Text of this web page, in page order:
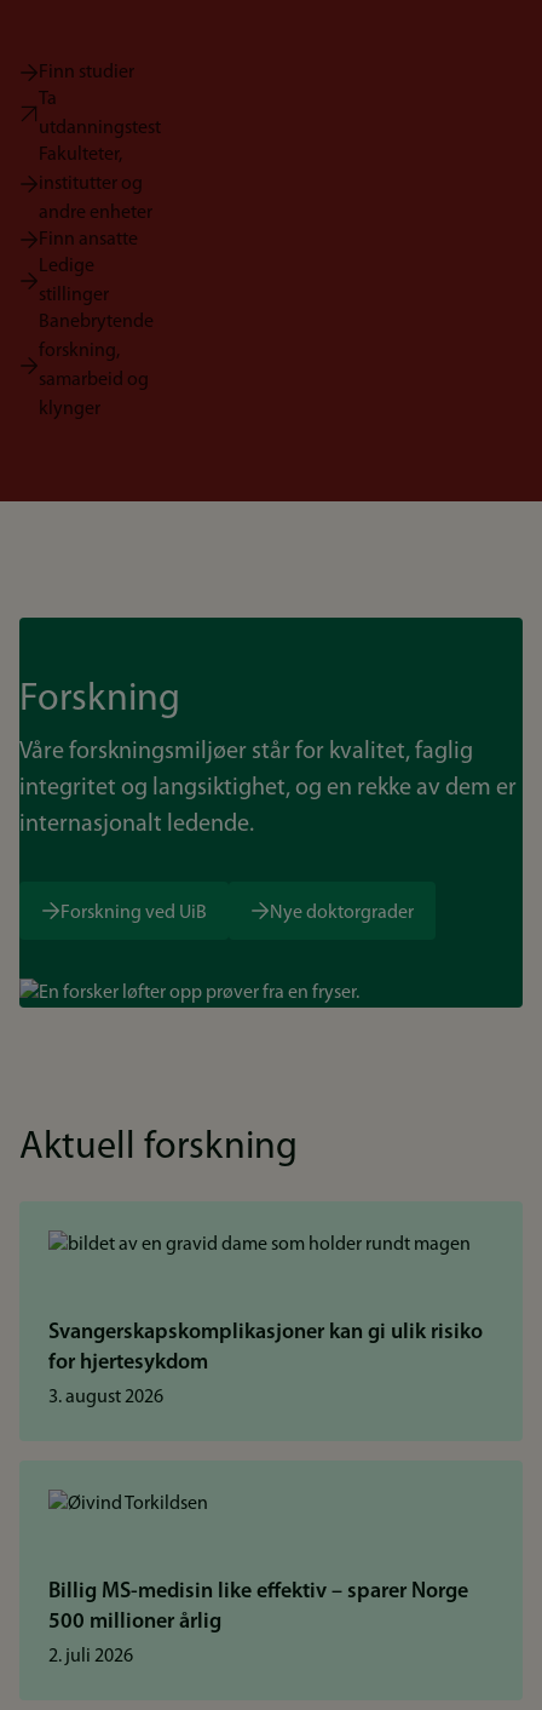
Finn studier
Ta
utdanningstest
Fakulteter,
institutter og
andre enheter
Finn ansatte
Ledige
stillinger
Banebrytende
forskning,
samarbeid og
klynger
Forskning
Våre forskningsmiljøer står for kvalitet, faglig
integritet og langsiktighet, og en rekke av dem er
internasjonalt ledende.
Forskning ved UiB Nye doktorgrader
Bilde
Aktuell forskning
Svangerskapskomplikasjoner kan gi ulik risiko
for hjertesykdom
3. august 2026
Billig MS-medisin like effektiv – sparer Norge
500 millioner årlig
2. juli 2026